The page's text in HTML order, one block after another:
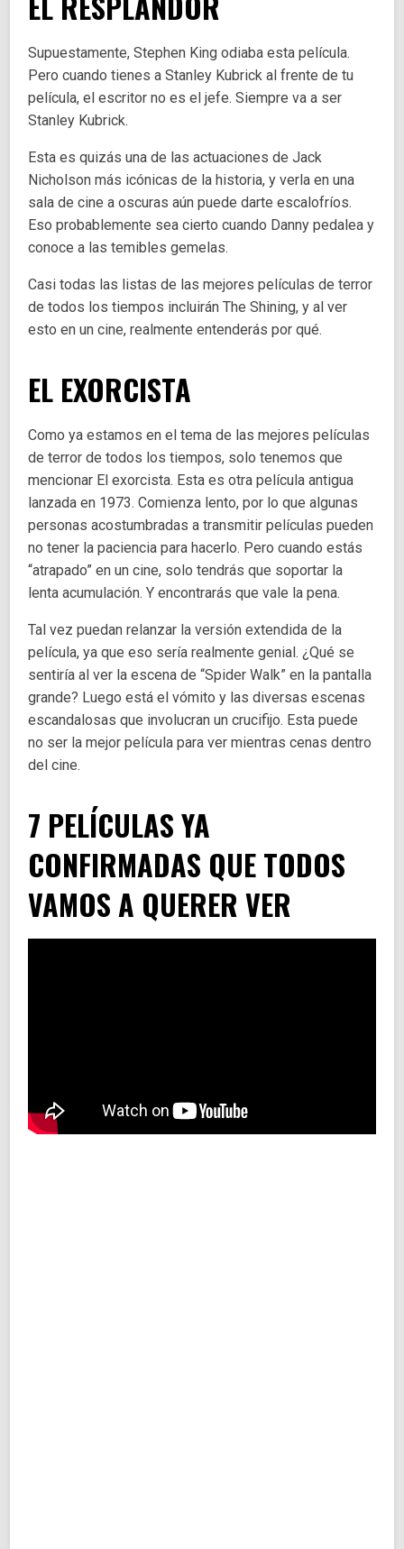
Supuestamente, Stephen King odiaba esta película.
Pero cuando tienes a Stanley Kubrick al frente de tu
película, el escritor no es el jefe. Siempre va a ser
Stanley Kubrick.
Esta es quizás una de las actuaciones de Jack
Nicholson más icónicas de la historia, y verla en una
sala de cine a oscuras aún puede darte escalofríos.
Eso probablemente sea cierto cuando Danny pedalea y
conoce a las temibles gemelas.
Casi todas las listas de las mejores películas de terror
de todos los tiempos incluirán The Shining, y al ver
esto en un cine, realmente entenderás por qué.
EL EXORCISTA
Como ya estamos en el tema de las mejores películas
de terror de todos los tiempos, solo tenemos que
mencionar El exorcista. Esta es otra película antigua
lanzada en 1973. Comienza lento, por lo que algunas
personas acostumbradas a transmitir películas pueden
no tener la paciencia para hacerlo. Pero cuando estás
“atrapado” en un cine, solo tendrás que soportar la
lenta acumulación. Y encontrarás que vale la pena.
Tal vez puedan relanzar la versión extendida de la
película, ya que eso sería realmente genial. ¿Qué se
sentiría al ver la escena de “Spider Walk” en la pantalla
grande? Luego está el vómito y las diversas escenas
escandalosas que involucran un crucifijo. Esta puede
no ser la mejor película para ver mientras cenas dentro
del cine.
7 PELÍCULAS YA
CONFIRMADAS QUE TODOS
VAMOS A QUERER VER